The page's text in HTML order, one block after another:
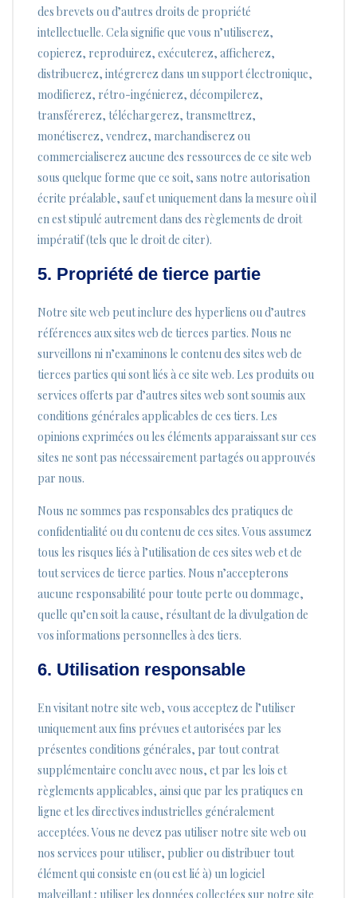
des brevets ou d’autres droits de propriété
intellectuelle. Cela signifie que vous n’utiliserez,
copierez, reproduirez, exécuterez, afficherez,
distribuerez, intégrerez dans un support électronique,
modifierez, rétro-ingénierez, décompilerez,
transférerez, téléchargerez, transmettrez,
monétiserez, vendrez, marchandiserez ou
commercialiserez aucune des ressources de ce site web
sous quelque forme que ce soit, sans notre autorisation
écrite préalable, sauf et uniquement dans la mesure où il
en est stipulé autrement dans des règlements de droit
impératif (tels que le droit de citer).
5. Propriété de tierce partie
Notre site web peut inclure des hyperliens ou d’autres
références aux sites web de tierces parties. Nous ne
surveillons ni n’examinons le contenu des sites web de
tierces parties qui sont liés à ce site web. Les produits ou
services offerts par d’autres sites web sont soumis aux
conditions générales applicables de ces tiers. Les
opinions exprimées ou les éléments apparaissant sur ces
sites ne sont pas nécessairement partagés ou approuvés
par nous.
Nous ne sommes pas responsables des pratiques de
confidentialité ou du contenu de ces sites. Vous assumez
tous les risques liés à l’utilisation de ces sites web et de
tout services de tierce parties. Nous n’accepterons
aucune responsabilité pour toute perte ou dommage,
quelle qu’en soit la cause, résultant de la divulgation de
vos informations personnelles à des tiers.
6. Utilisation responsable
En visitant notre site web, vous acceptez de l’utiliser
uniquement aux fins prévues et autorisées par les
présentes conditions générales, par tout contrat
supplémentaire conclu avec nous, et par les lois et
règlements applicables, ainsi que par les pratiques en
ligne et les directives industrielles généralement
acceptées. Vous ne devez pas utiliser notre site web ou
nos services pour utiliser, publier ou distribuer tout
élément qui consiste en (ou est lié à) un logiciel
malveillant ; utiliser les données collectées sur notre site